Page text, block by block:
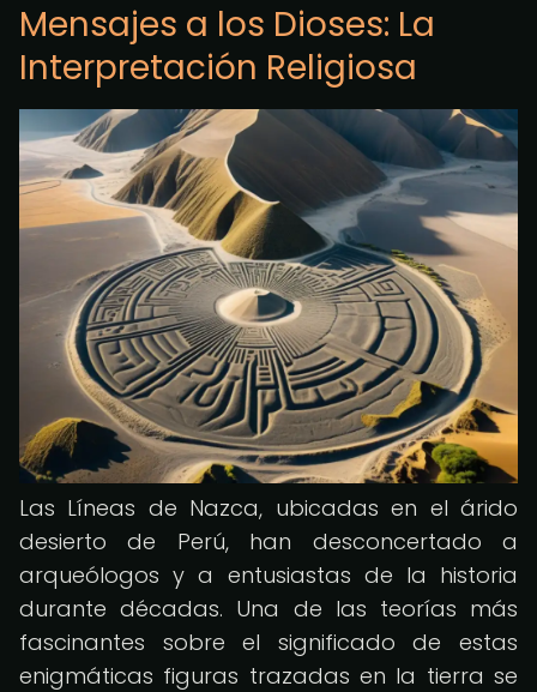
Mensajes a los Dioses: La
Interpretación Religiosa
Las Líneas de Nazca, ubicadas en el árido
desierto de Perú, han desconcertado a
arqueólogos y a entusiastas de la historia
durante décadas. Una de las teorías más
fascinantes sobre el significado de estas
enigmáticas figuras trazadas en la tierra se